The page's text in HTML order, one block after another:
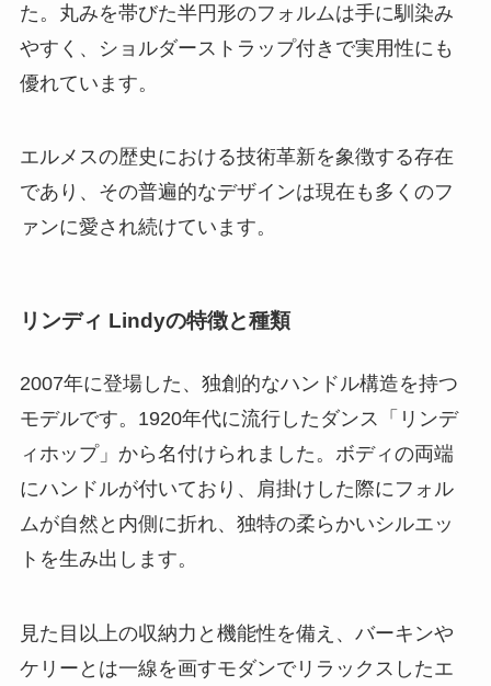
た。丸みを帯びた半円形のフォルムは手に馴染み
やすく、ショルダーストラップ付きで実用性にも
優れています。
エルメスの歴史における技術革新を象徴する存在
であり、その普遍的なデザインは現在も多くのフ
ァンに愛され続けています。
リンディ Lindyの特徴と種類
2007年に登場した、独創的なハンドル構造を持つ
モデルです。1920年代に流行したダンス「リンデ
ィホップ」から名付けられました。ボディの両端
にハンドルが付いており、肩掛けした際にフォル
ムが自然と内側に折れ、独特の柔らかいシルエッ
トを生み出します。
見た目以上の収納力と機能性を備え、バーキンや
ケリーとは一線を画すモダンでリラックスしたエ